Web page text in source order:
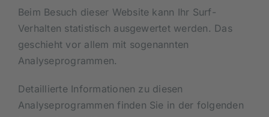
Beim Besuch dieser Website kann Ihr Surf-
Verhalten statistisch ausgewertet werden. Das
geschieht vor allem mit sogenannten
Analyseprogrammen.
Detaillierte Informationen zu diesen
Analyseprogrammen finden Sie in der folgenden